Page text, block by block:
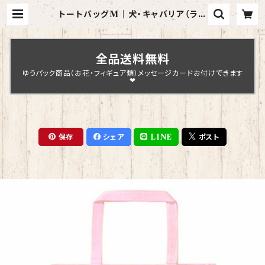
トートバッグM｜犬・キャバリア（ライ
トピンク）【型番BMLP-1】 | Chopi
n Design
全品送料無料
ゆうパック商品（お花・フィギュア類）メッセージカードお付けできます
❤
保存 シェア LINE ポスト